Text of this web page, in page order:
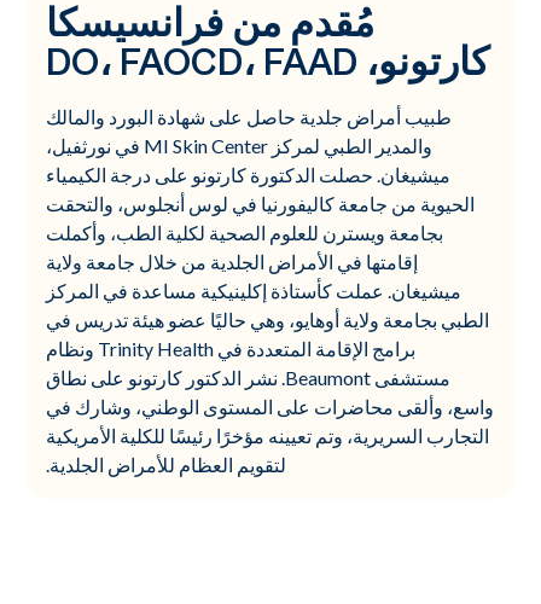
مُقدم من فرانسيسكا
كارتونو، DO، FAOCD، FAAD
طبيب أمراض جلدية حاصل على شهادة البورد والمالك
والمدير الطبي لمركز MI Skin Center في نورثفيل،
ميشيغان. حصلت الدكتورة كارتونو على درجة الكيمياء
الحيوية من جامعة كاليفورنيا في لوس أنجلوس، والتحقت
بجامعة ويسترن للعلوم الصحية لكلية الطب، وأكملت
إقامتها في الأمراض الجلدية من خلال جامعة ولاية
ميشيغان. عملت كأستاذة إكلينيكية مساعدة في المركز
الطبي بجامعة ولاية أوهايو، وهي حاليًا عضو هيئة تدريس في
برامج الإقامة المتعددة في Trinity Health ونظام
مستشفى Beaumont. نشر الدكتور كارتونو على نطاق
واسع، وألقى محاضرات على المستوى الوطني، وشارك في
التجارب السريرية، وتم تعيينه مؤخرًا رئيسًا للكلية الأمريكية
لتقويم العظام للأمراض الجلدية.